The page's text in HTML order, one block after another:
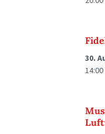
30.
14:00